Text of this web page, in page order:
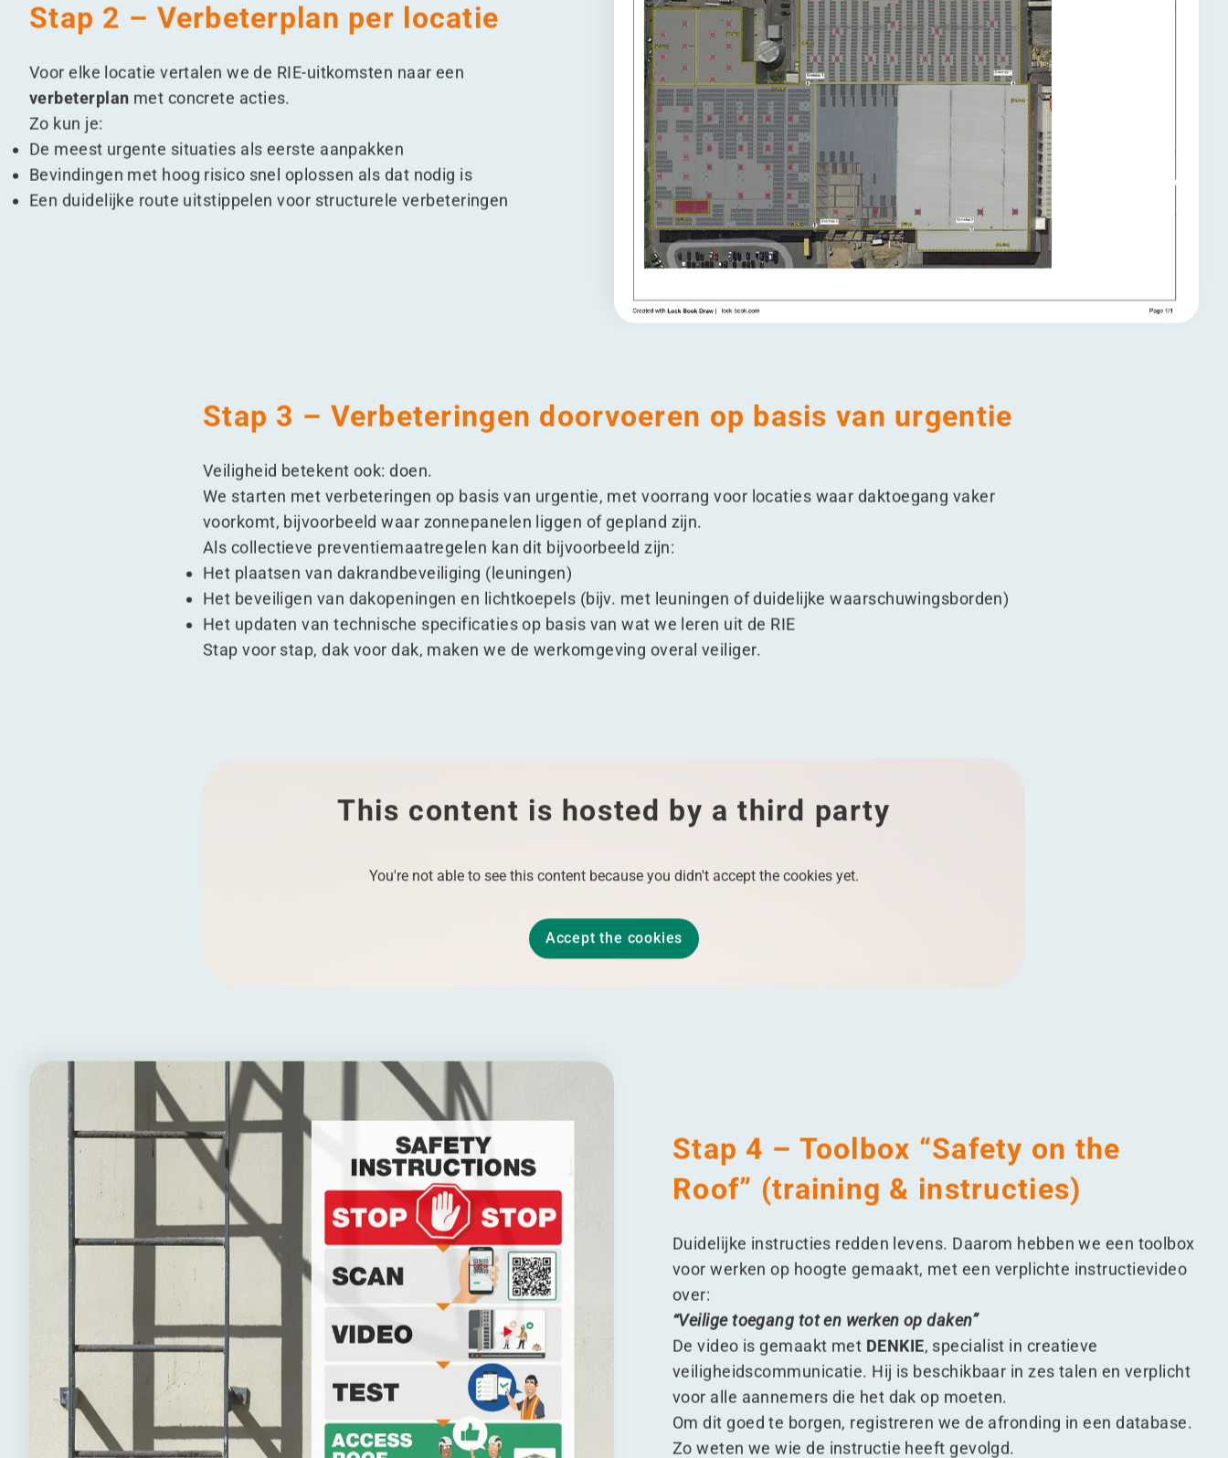
Stap 2 – Verbeterplan per locatie
Voor elke locatie vertalen we de RIE-uitkomsten naar een
verbeterplan met concrete acties.
Zo kun je:
De meest urgente situaties als eerste aanpakken
Bevindingen met hoog risico snel oplossen als dat nodig is
Een duidelijke route uitstippelen voor structurele verbeteringen
Stap 3 – Verbeteringen doorvoeren op basis van urgentie
Veiligheid betekent ook: doen.
We starten met verbeteringen op basis van urgentie, met voorrang voor locaties waar daktoegang vaker
voorkomt, bijvoorbeeld waar zonnepanelen liggen of gepland zijn.
Als collectieve preventiemaatregelen kan dit bijvoorbeeld zijn:
Het plaatsen van dakrandbeveiliging (leuningen)
Het beveiligen van dakopeningen en lichtkoepels (bijv. met leuningen of duidelijke waarschuwingsborden)
Het updaten van technische specificaties op basis van wat we leren uit de RIE
Stap voor stap, dak voor dak, maken we de werkomgeving overal veiliger.
This content is hosted by a third party
You're not able to see this content because you didn't accept the cookies yet.
Accept the cookies
Stap 4 – Toolbox “Safety on the
Roof” (training & instructies)
Duidelijke instructies redden levens. Daarom hebben we een toolbox
voor werken op hoogte gemaakt, met een verplichte instructievideo
over:
“Veilige toegang tot en werken op daken”
De video is gemaakt met DENKIE, specialist in creatieve
veiligheidscommunicatie. Hij is beschikbaar in zes talen en verplicht
voor alle aannemers die het dak op moeten.
Om dit goed te borgen, registreren we de afronding in een database.
Zo weten we wie de instructie heeft gevolgd.